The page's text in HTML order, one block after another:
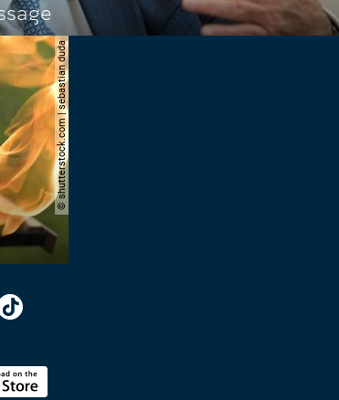
© shutterstock.com | sebastian duda